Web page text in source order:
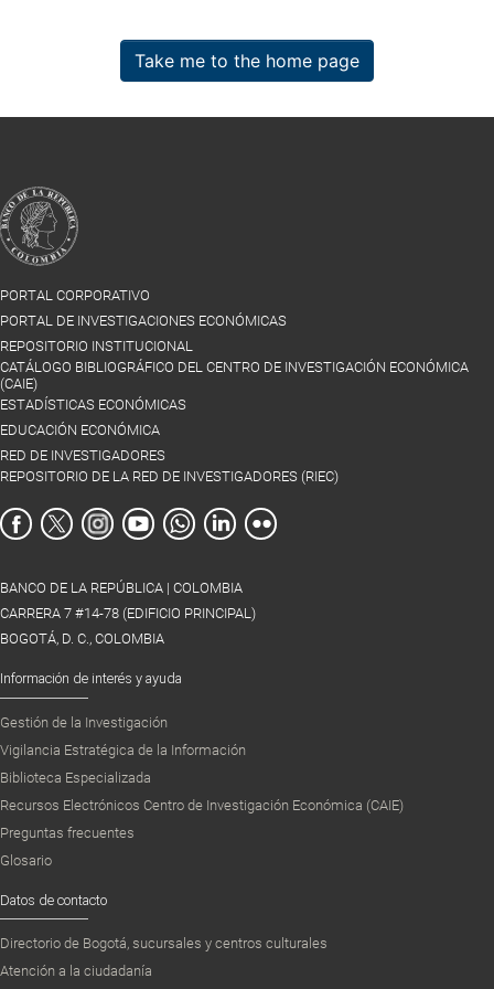
Take me to the home page
PORTAL CORPORATIVO
PORTAL DE INVESTIGACIONES ECONÓMICAS
REPOSITORIO INSTITUCIONAL
CATÁLOGO BIBLIOGRÁFICO DEL CENTRO DE INVESTIGACIÓN ECONÓMICA
(CAIE)
ESTADÍSTICAS ECONÓMICAS
EDUCACIÓN ECONÓMICA
RED DE INVESTIGADORES
REPOSITORIO DE LA RED DE INVESTIGADORES (RIEC)
BANCO DE LA REPÚBLICA | COLOMBIA
CARRERA 7 #14-78 (EDIFICIO PRINCIPAL)
BOGOTÁ, D. C., COLOMBIA
Información de interés y ayuda
Gestión de la Investigación
Vigilancia Estratégica de la Información
Biblioteca Especializada
Recursos Electrónicos Centro de Investigación Económica (CAIE)
Preguntas frecuentes
Glosario
Datos de contacto
Directorio de Bogotá, sucursales y centros culturales
Atención a la ciudadanía